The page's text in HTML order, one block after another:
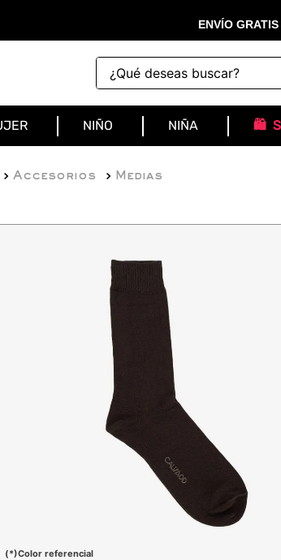
ENVÍO GRATIS
¿Qué deseas buscar?
NIÑO NIÑA 🛍️
Accesorios Medias
(*)Color referencial